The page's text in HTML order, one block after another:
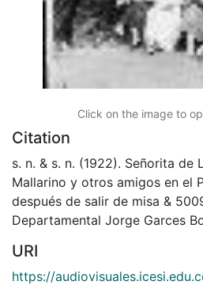
Click on the image to
Citation
s. n. & s. n. (1922). Señorita de
Mallarino y otros amigos en el
después de salir de misa &
Departamental Jorge Garces
URI
https://